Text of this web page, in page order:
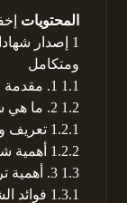
المحتويات
1 إصدار
ومتكامل
1.1 1. مقدمة حول شهادات الزواج متعددة اللغات
1.2 2. ما هي شهادة الزواج متعددة اللغات؟
1.2.1 تعريف
1.2.2 أهمية
1.3 3. أهمية ترجمة شهادات الزواج
1.3.1 فوائد